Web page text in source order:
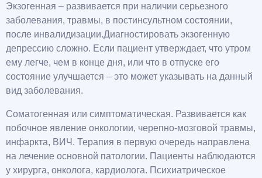
Экзогенная – развивается при наличии серьезного
заболевания, травмы, в постинсультном состоянии,
после инвалидизации.Диагностировать экзогенную
депрессию сложно. Если пациент утверждает, что утром
ему легче, чем в конце дня, или что в отпуске его
состояние улучшается – это может указывать на данный
вид заболевания.
Соматогенная или симптоматическая. Развивается как
побочное явление онкологии, черепно-мозговой травмы,
инфаркта, ВИЧ. Терапия в первую очередь направлена
на лечение основной патологии. Пациенты наблюдаются
у хирурга, онколога, кардиолога. Психиатрическое